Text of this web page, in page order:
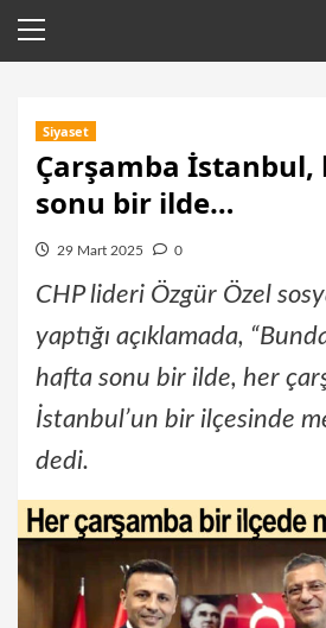
Siyaset
Çarşamba İstanbul,
sonu bir ilde…
29 Mart 2025 0
CHP lideri Özgür Özel
yaptığı açıklamada,
hafta sonu bir ilde, her
İstanbul’un bir ilçesinde
dedi.